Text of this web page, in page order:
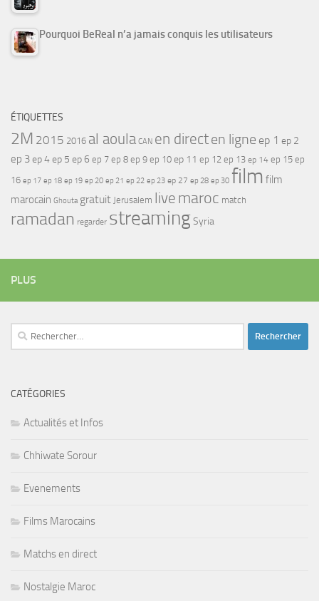
Pourquoi BeReal n’a jamais conquis les utilisateurs
ÉTIQUETTES
2M 2015 2016 al aoula CAN en directen ligne ep 1 ep 2
ep 3ep 4ep 5 ep 6 ep 7 ep 8 ep 9 ep 10 ep 11 ep 12 ep 13 ep 14 ep 15 ep
16 ep 17 ep 18 ep 19 ep 20 ep 21 ep 22 ep 23 ep 27 ep 28 ep 30 film film
marocain Ghouta gratuit Jerusalem live maroc match
ramadan regarder streamingSyria
PLUS
Rechercher :
CATÉGORIES
Actualités et Infos
Chhiwate Sorour
Evenements
Films Marocains
Matchs en direct
Nostalgie Maroc